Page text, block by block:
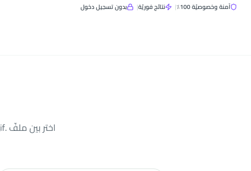
آمنة وخصوصيّة 100٪ | نتائج فوريّة| بدون تسجيل دخول